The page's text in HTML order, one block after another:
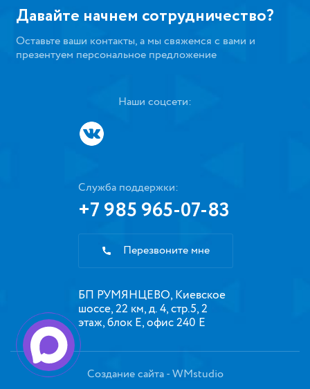
Давайте начнем сотрудничество?
Оставьте ваши контакты, а мы свяжемся с вами и
презентуем персональное предложение
Наши соцсети:
Служба поддержки:
+7 985 965-07-83
Перезвоните мне
БП РУМЯНЦЕВО, Киевское
шоссе, 22 км, д. 4, стр.5, 2
этаж, блок Е, офис 240 Е
Создание сайта- WMstudio